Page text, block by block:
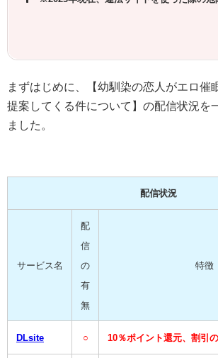
まずはじめに、【幼馴染の恋人がエロ催
提案してくる件について】の配信状況を
ました。
配信状況
サービス名
配
信
の
有
無
特徴
DLsite ○ 10％ポイント還元、割引